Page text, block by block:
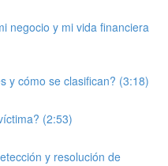
negocio y mi vida financiera
y cómo se clasifican? (3:18)
(2:53)
y resolución de